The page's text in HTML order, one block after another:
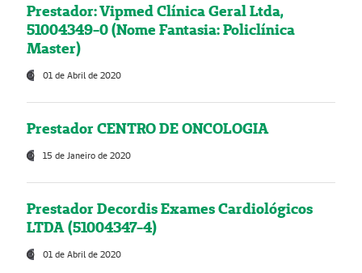
Prestador: Vipmed Clínica Geral Ltda,
51004349-0 (Nome Fantasia: Policlínica
Master)
01 de Abril de 2020
Prestador CENTRO DE ONCOLOGIA
15 de Janeiro de 2020
Prestador Decordis Exames Cardiológicos
LTDA (51004347-4)
01 de Abril de 2020